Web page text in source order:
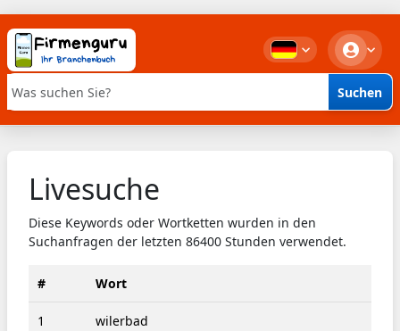
Stichwortsuche Suchen
Livesuche
Diese Keywords oder Wortketten wurden in den
Suchanfragen der letzten 86400 Stunden verwendet.
# Wort
1 wilerbad